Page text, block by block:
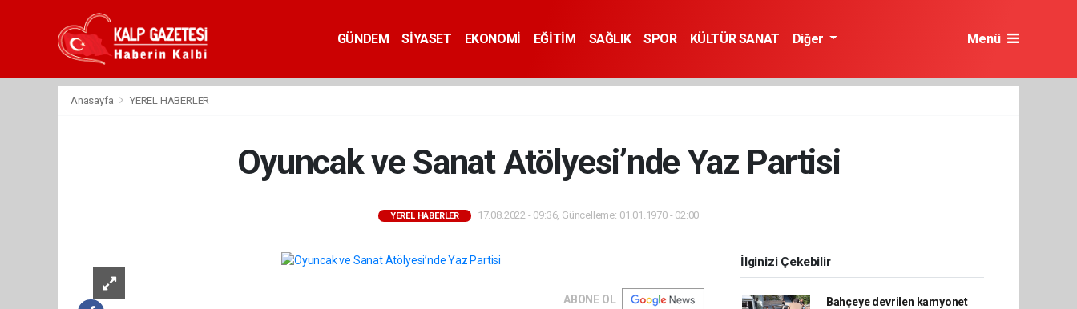
GÜNDEM SİYASET EKONOMİ EĞİTİM SAĞLIK SPOR KÜLTÜR SANAT Diğer Menü
Anasayfa YEREL HABERLER
Oyuncak ve Sanat Atölyesi’nde Yaz Partisi
YEREL HABERLER 17.08.2022 - 09:36, Güncelleme: 01.01.1970 - 02:00
ABONE OL
İlginizi Çekebilir
Bahçeye devrilen kamyonet